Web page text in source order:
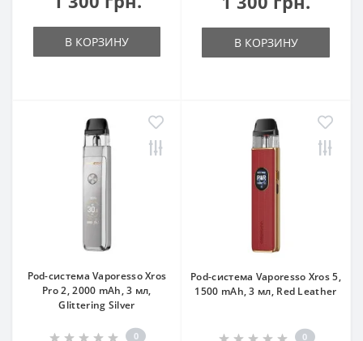
В КОРЗИНУ В КОРЗИНУ
Pod-система Vaporesso Xros
Pro 2, 2000 mAh, 3 мл,
Glittering Silver
0
Pod-система Vaporesso Xros 5,
1500 mAh, 3 мл, Red Leather
0